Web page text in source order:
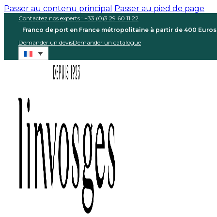
Passer au contenu principal Passer au pied de page
Contactez nos experts : +33 (0)3 29 60 11 22
Franco de port en France métropolitaine à partir de 400 Euros
Demander un devisDemander un catalogue